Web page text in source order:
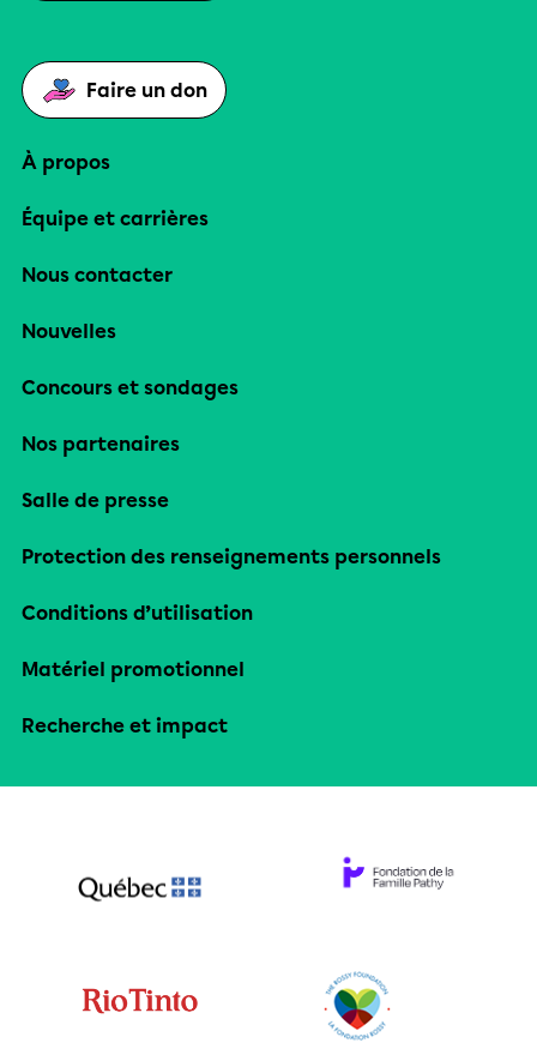
Faire un don
À propos
Équipe et carrières
Nous contacter
Nouvelles
Concours et sondages
Nos partenaires
Salle de presse
Protection des renseignements personnels
Conditions d’utilisation
Matériel promotionnel
Recherche et impact